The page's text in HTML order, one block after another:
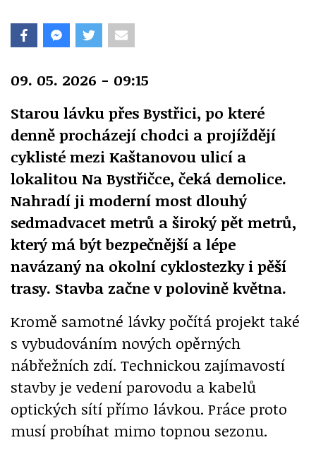
09. 05. 2026 - 09:15
Starou lávku přes Bystřici, po které
denně procházejí chodci a projíždějí
cyklisté mezi Kaštanovou ulicí a
lokalitou Na Bystřičce, čeká demolice.
Nahradí ji moderní most dlouhý
sedmadvacet metrů a široký pět metrů,
který má být bezpečnější a lépe
navázaný na okolní cyklostezky i pěší
trasy. Stavba začne v polovině května.
Kromě samotné lávky počítá projekt také
s vybudováním nových opěrných
nábřežních zdí. Technickou zajímavostí
stavby je vedení parovodu a kabelů
optických sítí přímo lávkou. Práce proto
musí probíhat mimo topnou sezonu.